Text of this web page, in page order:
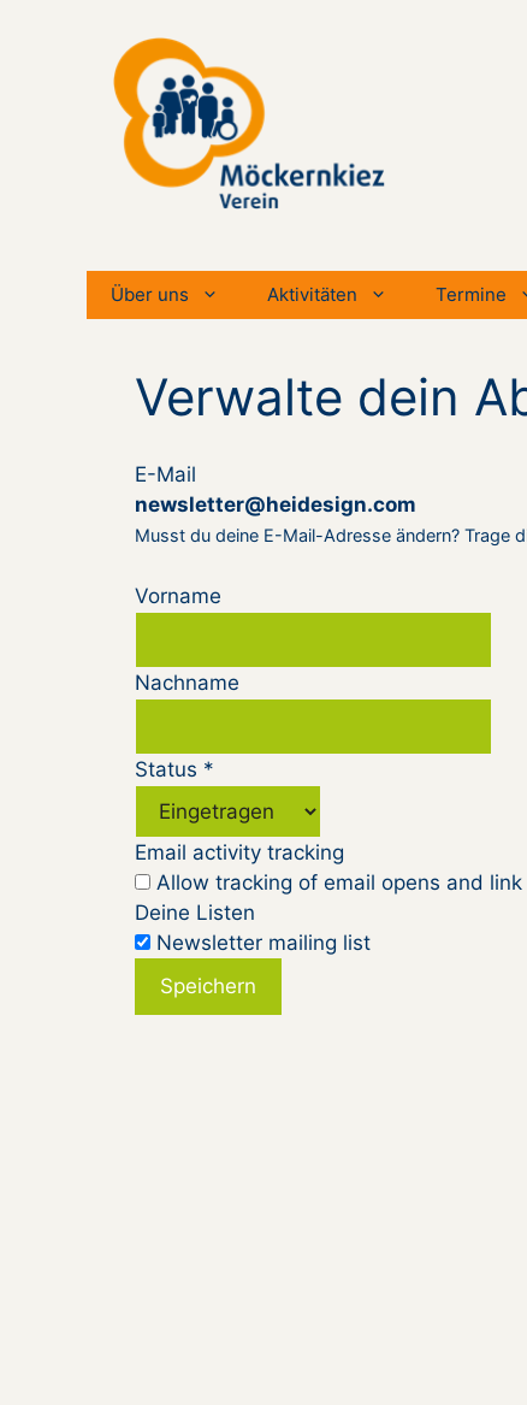
Über uns Aktivitäten Termine
Verwalte dein
E-Mail
newsletter@heidesign.com
Musst du deine E-Mail-Adresse ändern? Trage
Vorname
Nachname
Status *
Email activity tracking
Allow tracking of email opens and link
Deine Listen
Newsletter mailing list